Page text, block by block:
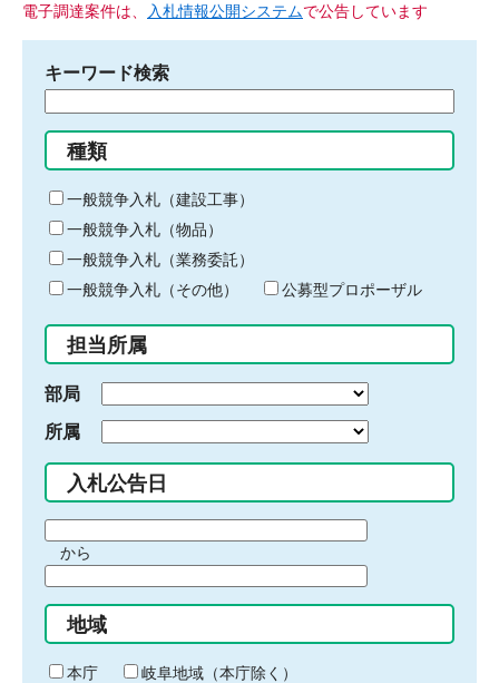
電子調達案件は、 入札情報公開システムで公告しています
キーワード検索
る
キ
ー
ワ
ー
ド
入
力
種類
一般競争入札（建設工事）
一般競争入札（物品）
一般競争入札（業務委託）
一般競争入札（その他）
公募型プロポーザル
担当所属
部局
所属
入札公告日
間
始
り
から
間
終
わ
地域
本庁
岐阜地域（本庁除く）